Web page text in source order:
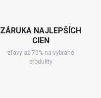
ZÁRUKA NAJLEPŠÍCH
CIEN
zľavy až 70% na vybrané
produkty